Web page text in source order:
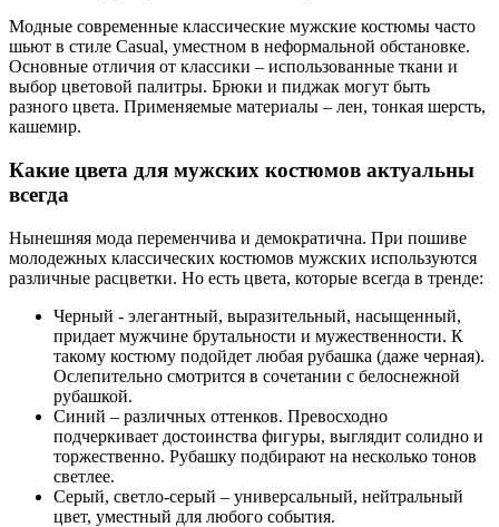
Модные современные классические мужские костюмы часто
шьют в стиле Casual, уместном в неформальной обстановке.
Основные отличия от классики – использованные ткани и
выбор цветовой палитры. Брюки и пиджак могут быть
разного цвета. Применяемые материалы – лен, тонкая шерсть,
кашемир.
Какие цвета для мужских костюмов актуальны
всегда
Нынешняя мода переменчива и демократична. При пошиве
молодежных классических костюмов мужских используются
различные расцветки. Но есть цвета, которые всегда в тренде:
Черный - элегантный, выразительный, насыщенный,
придает мужчине брутальности и мужественности. К
такому костюму подойдет любая рубашка (даже черная).
Ослепительно смотрится в сочетании с белоснежной
рубашкой.
Синий – различных оттенков. Превосходно
подчеркивает достоинства фигуры, выглядит солидно и
торжественно. Рубашку подбирают на несколько тонов
светлее.
Серый, светло-серый – универсальный, нейтральный
цвет, уместный для любого события.